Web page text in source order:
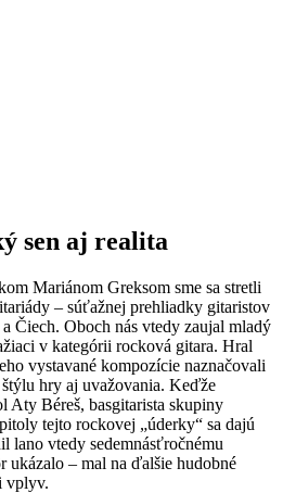
sen aj realita
Mariánom Greksom sme sa stretli
– súťažnej prehliadky gitaristov
Čiech. Oboch nás vtedy zaujal mladý
v kategórii rocková gitara. Hral
vystavané kompozície naznačovali
hry aj uvažovania. Keďže
Aty Béreš, basgitarista skupiny
tejto rockovej „úderky“ sa dajú
lano vtedy sedemnásťročnému
ukázalo – mal na ďalšie hudobné
vplyv.